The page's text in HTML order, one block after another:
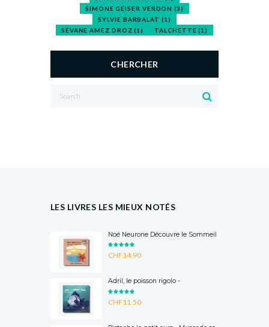
SIMONE GEISER VERDON (3)
SYLVIE BARBALAT (1)
SÉVANE AMEZ DROZ (1) TALCHETTE (1)
CHERCHER
LES LIVRES LES MIEUX NOTÉS
Noé Neurone Découvre le Sommeil
5.00 OUT
CHF14.90
Adril, le poisson rigolo -
5.00 OUT
OF 5
CHF11.50